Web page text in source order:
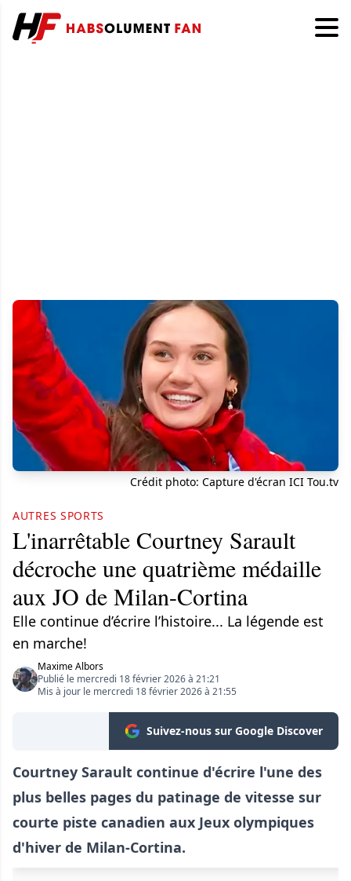
Crédit photo: Capture d'écran ICI Tou.tv
AUTRES SPORTS
L'inarrêtable Courtney Sarault
décroche une quatrième médaille
aux JO de Milan-Cortina
Elle continue d’écrire l’histoire... La légende est
en marche!
Maxime Albors
Publié le mercredi 18 février 2026 à 21:21
Mis à jour le mercredi 18 février 2026 à 21:55
Suivez-nous sur Google Discover
Courtney Sarault continue d'écrire l'une des
plus belles pages du patinage de vitesse sur
courte piste canadien aux Jeux olympiques
d'hiver de Milan-Cortina.